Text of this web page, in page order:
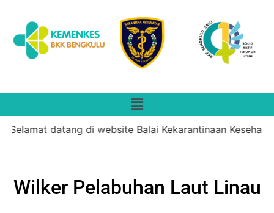
Selamat datang di website Balai Kekarantinaan
Wilker Pelabuhan Laut Linau